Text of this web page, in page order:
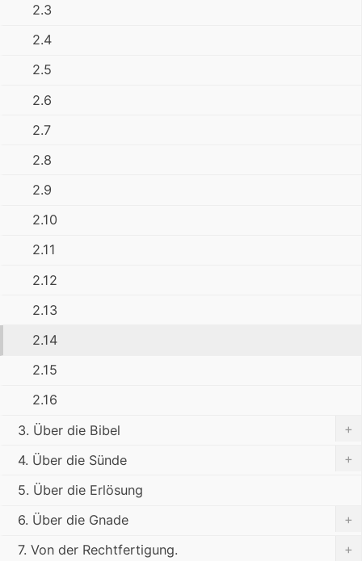
2.3
2.4
2.5
2.6
2.7
2.8
2.9
2.10
2.11
2.12
2.13
2.14
2.15
2.16
3. Über die Bibel
+
4. Über die Sünde
+
5. Über die Erlösung
6. Über die Gnade
+
7. Von der Rechtfertigung.
+